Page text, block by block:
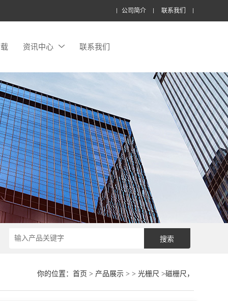
公司简介 联系我们
资讯中心 联系我们
你的位置： 首页 > 产品展示> > 光栅尺 >磁栅尺，